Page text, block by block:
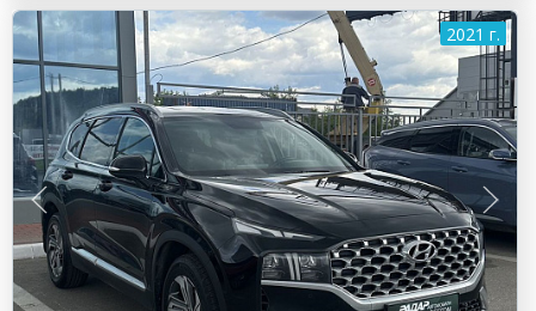
2021 г.